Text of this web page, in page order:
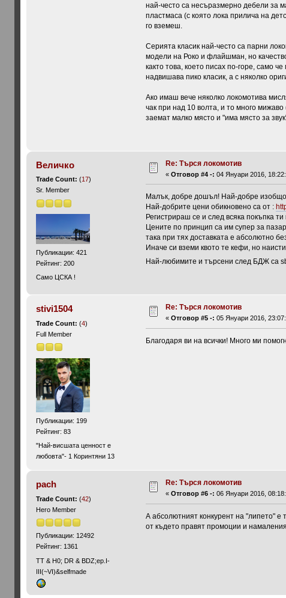
най-често са несъразмерно дебели за
пластмаса (с която лока прилича на
го вземеш.
Серията класик най-често са парни
модели на Роко и флайшман, но
както това, което писах по-горе, само
надвишава пико класик, а с няколко
Ако имаш вече няколко локомотива
чак при над 10 волта, и то много
заемат малко място и "има място за
Величко
Trade Count: (17)
Sr. Member
Публикации: 421
Рейтинг: 200
Само ЦСКА !
Re: Търся локомотив
« Отговор #4 -: 04 Януари 2016,
Малък, добре дошъл! Най-добре изобщо
Най-добрите цени обикновено са от :
Регистрираш се и след всяка покъпка
Цените по принцип са им супер за
така при тях доставката е абсолютно
Иначе си вземи квото те кефи, но
Най-любимите и търсени след БДЖ са
stivi1504
Trade Count: (4)
Full Member
Публикации: 199
Рейтинг: 83
"Най-висшата ценност е
любовта"- 1 Коринтяни 13
Re: Търся локомотив
« Отговор #5 -: 05 Януари 2016,
Благодаря ви на всички! Много ми
pach
Trade Count: (42)
Hero Member
Публикации: 12492
Рейтинг: 1361
ТТ & Н0; DR & BDZ;ep.I-
III(~VI)&selfmade
Re: Търся локомотив
« Отговор #6 -: 06 Януари 2016,
А абсолютният конкурент на "липето" е
от където правят промоции и